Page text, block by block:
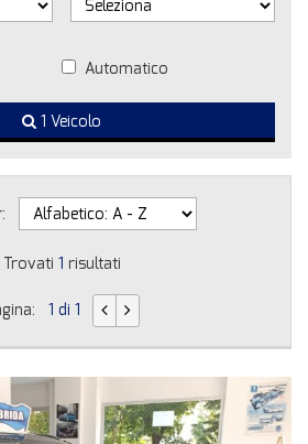
Automatico
1 Veicolo
Trovati 1 risultati
1 di 1